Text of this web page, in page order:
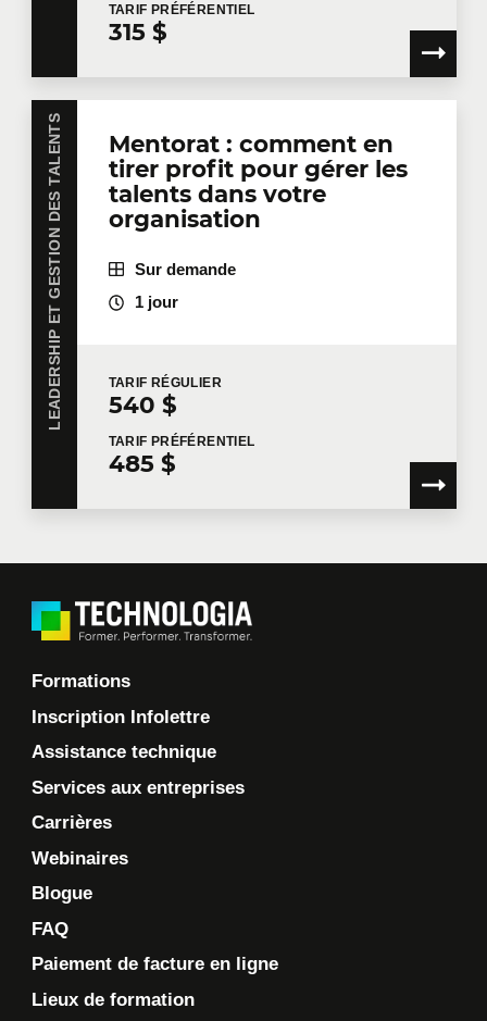
TARIF PRÉFÉRENTIEL
315 $
LEADERSHIP ET GESTION DES TALENTS
Mentorat : comment en
tirer profit pour gérer les
talents dans votre
organisation
Sur demande
1 jour
TARIF RÉGULIER
540 $
TARIF PRÉFÉRENTIEL
485 $
Formations
Inscription Infolettre
Assistance technique
Services aux entreprises
Carrières
Webinaires
Blogue
FAQ
Paiement de facture en ligne
Lieux de formation